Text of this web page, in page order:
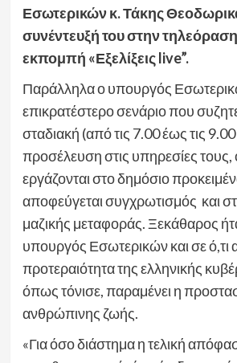
Εσωτερικών κ. Τάκης
συνέντευξή του στην
εκπομπή «Εξελίξεις live”.
Παράλληλα ο υπουργός
επικρατέστερο σενάριο που
σταδιακή (από τις 7.00 έως τις
προσέλευση στις υπηρεσίες
εργάζονται στο δημόσιο
αποφεύγεται συγχρωτισμός και
μαζικής μεταφοράς. Ξεκάθαρος
υπουργός Εσωτερικών και σε ό,τι
προτεραιότητα της ελληνικής
όπως τόνισε, παραμένει η
ανθρώπινης ζωής.
«Για όσο διάστημα η τελική